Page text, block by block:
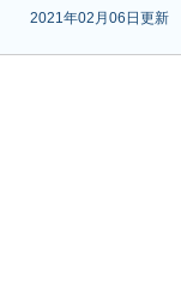
2021年02月06日更新